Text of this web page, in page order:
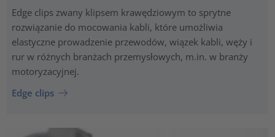
Edge clips zwany klipsem krawędziowym to sprytne
rozwiązanie do mocowania kabli, które umożliwia
elastyczne prowadzenie przewodów, wiązek kabli, węży i
rur w różnych branżach przemysłowych, m.in. w branży
motoryzacyjnej.
Edge clips